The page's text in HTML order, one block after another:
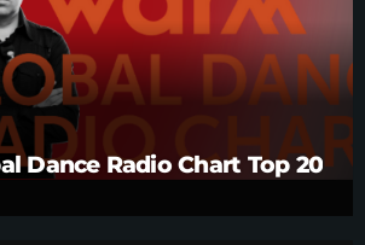
Dance Radio Chart Top 20